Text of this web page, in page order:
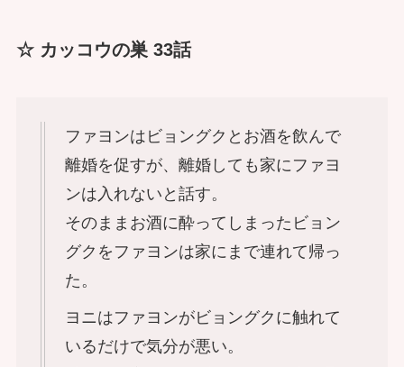
☆ カッコウの巣 33話
ファヨンはビョングクとお酒を飲んで
離婚を促すが、離婚しても家にファヨ
ンは入れないと話す。
そのままお酒に酔ってしまったビョン
グクをファヨンは家にまで連れて帰っ
た。
ヨニはファヨンがビョングクに触れて
いるだけで気分が悪い。